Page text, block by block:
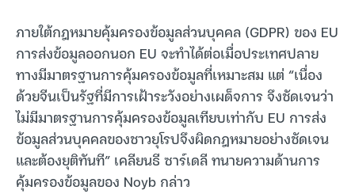
ภายใต้กฎหมายคุ้มครองข้อมูลส่วนบุคคล (GDPR) ของ EU
การส่งข้อมูลออกนอก EU จะทำได้ต่อเมื่อประเทศปลาย
ทางมีมาตรฐานการคุ้มครองข้อมูลที่เหมาะสม แต่ “เนื่อง
ด้วยจีนเป็นรัฐที่มีการเฝ้าระวังอย่างเผด็จการ จึงชัดเจนว่า
ไม่มีมาตรฐานการคุ้มครองข้อมูลเทียบเท่ากับ EU การส่ง
ข้อมูลส่วนบุคคลของชาวยุโรปจึงผิดกฎหมายอย่างชัดเจน
และต้องยุติทันที” เคลียนธี ซาร์เดลี ทนายความด้านการ
คุ้มครองข้อมูลของ Noyb กล่าว